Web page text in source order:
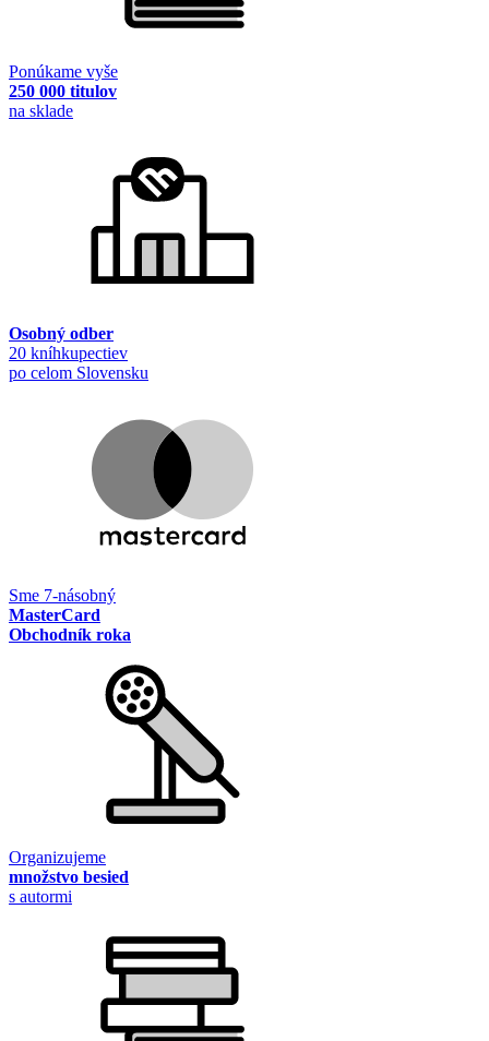
Ponúkame vyše
250 000 titulov
na sklade
Osobný odber
20 kníhkupectiev
po celom Slovensku
Sme 7-násobný
MasterCard
Obchodník roka
Organizujeme
množstvo besied
s autormi